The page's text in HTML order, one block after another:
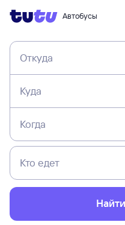
Автобусы
Откуда
Куда
Когда
Кто едет